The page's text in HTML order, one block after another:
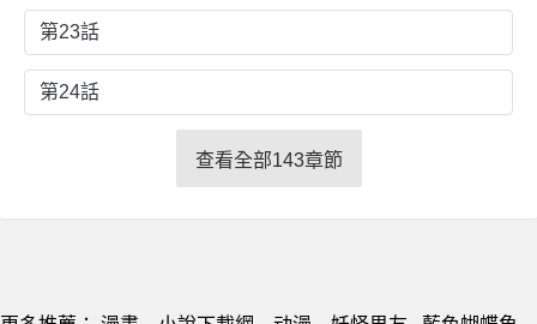
第23話
第24話
查看全部143章節